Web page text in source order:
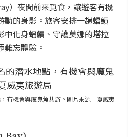
）夜間前來覓食，讓遊客有機
動的身影。旅客安排一趟蝠鱝
中化身蝠鱝、守護莫娜的塔拉
難忘體驗。
有機會與魔鬼魚共游。圖片來源｜夏威夷